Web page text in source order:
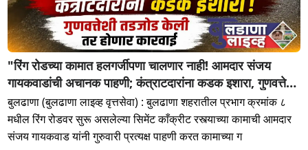
"रिंग रोडच्या कामात हलगर्जीपणा चालणार नाही! आमदार संजय
गायकवाडांची अचानक पाहणी; कंत्राटदारांना कडक इशारा, गुणवत्तेशी
तडजोड केली तर होणार कारवाई"
बुलढाणा (बुलढाणा लाइव्ह वृत्तसेवा) : बुलढाणा शहरातील प्रभाग क्रमांक ८
मधील रिंग रोडवर सुरू असलेल्या सिमेंट काँक्रीट रस्त्याच्या कामाची आमदार
संजय गायकवाड यांनी गुरुवारी प्रत्यक्ष पाहणी करत कामाच्या ग